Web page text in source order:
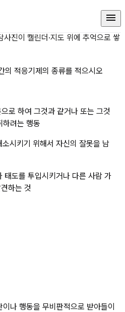
당하는 인간의
사진이 캘린더·지도 위에 추억으로 쌓
의 적응기제의 종류를 적으시오
로 하여 그것과 같거나 또는 그것
하려는 행동
시키기 위해서 자신의 잘못을 남
태도를 투입시키거나 다른 사람 가
하는 것
나 행동을 무비판적으로 받아들이